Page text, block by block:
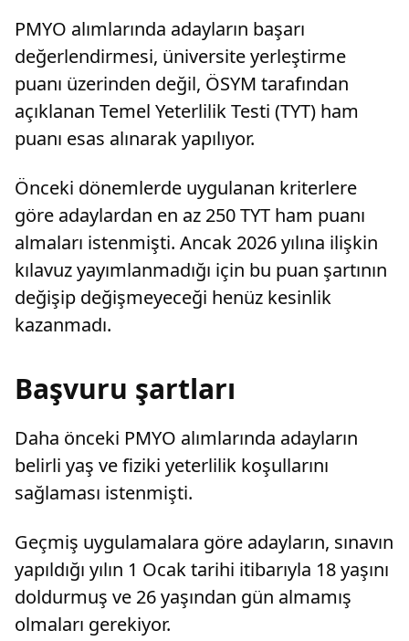
PMYO alımlarında adayların başarı
değerlendirmesi, üniversite yerleştirme
puanı üzerinden değil, ÖSYM tarafından
açıklanan Temel Yeterlilik Testi (TYT) ham
puanı esas alınarak yapılıyor.
Önceki dönemlerde uygulanan kriterlere
göre adaylardan en az 250 TYT ham puanı
almaları istenmişti. Ancak 2026 yılına ilişkin
kılavuz yayımlanmadığı için bu puan şartının
değişip değişmeyeceği henüz kesinlik
kazanmadı.
Başvuru şartları
Daha önceki PMYO alımlarında adayların
belirli yaş ve fiziki yeterlilik koşullarını
sağlaması istenmişti.
Geçmiş uygulamalara göre adayların, sınavın
yapıldığı yılın 1 Ocak tarihi itibarıyla 18 yaşını
doldurmuş ve 26 yaşından gün almamış
olmaları gerekiyor.